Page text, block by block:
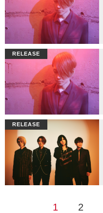
RELEASE
RELEASE
1 2